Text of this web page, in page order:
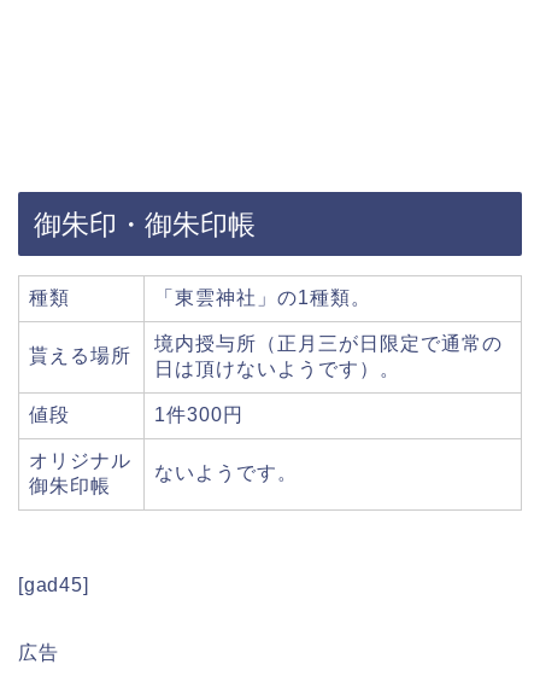
御朱印・御朱印帳
種類 「東雲神社」の1種類。
貰える場所
境内授与所（正月三が日限定で通常の
日は頂けないようです）。
値段 1件300円
オリジナル
御朱印帳
ないようです。
[gad45]
広告